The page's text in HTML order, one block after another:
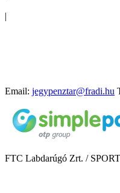
|
Email: jegypenztar@fradi.hu
FTC Labdarúgó Zrt. /